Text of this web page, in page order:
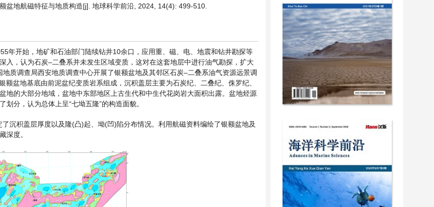
盆地航磁特征与地质构造[j]. 地球科学前沿, 2024, 14(4): 499-510.
年开始，地矿和石油部门陆续钻井10余口，应用重、磁、电、地震和钻井勘探等
入，认为石炭–二叠系并未发生区域变质，这对在这套地层中进行油气勘探，扩大
质调查局西安地质调查中心开展了银额盆地及其邻区石炭–二叠系油气资源远景调
盆地基底由前泥盆纪变质岩系组成，沉积盖层主要为石炭纪、二叠纪、侏罗纪、
地的大部分地域，盆地中东部地区上古生代和中生代花岗岩大面积出露。盆地烃源
分，认为总体上呈“七坳五隆”的构造面貌。
沉积盖层厚度以及隆(凸)起、坳(凹)陷分布情况。利用航磁资料编绘了银额盆地及
深度。